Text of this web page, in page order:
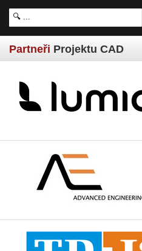
Partneři Projektu CAD